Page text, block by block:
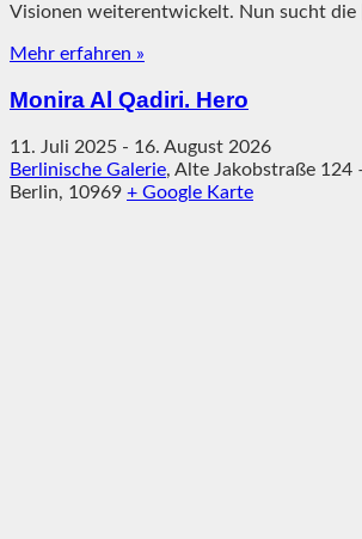
Visionen weiterentwickelt. Nun sucht die
Mehr erfahren »
Monira Al Qadiri. Hero
11. Juli 2025 - 16. August 2026
Berlinische Galerie, Alte Jakobstraße 124
Berlin, 10969 + Google Karte